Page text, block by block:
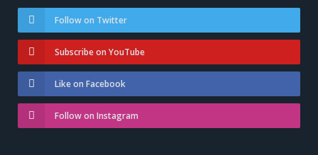
Follow on Twitter
Subscribe on YouTube
Like on Facebook
Follow on Instagram